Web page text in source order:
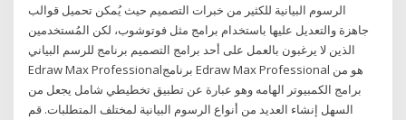
الرسوم البيانية للكثير من خبرات التصميم حيث يُمكن تحميل قوالب
جاهزة والتعديل عليها باستخدام برامج مثل فوتوشوب، لكن المُستخدمين
الذين لا يرغبون بالعمل على أحد برامج التصميم برنامج للرسم البياني
Edraw Max Professionalبرنامج Edraw Max Professional هو من
برامج الكمبيوتر الهامه وهو عبارة عن تطبيق تخطيطي شامل يجعل من
السهل إنشاء العديد من أنواع الرسوم البيانية لمختلف المتطلبات. قم